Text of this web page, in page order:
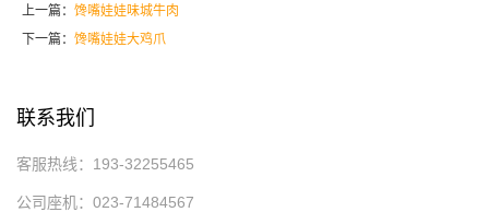
上一篇： 馋嘴娃娃味城牛肉
下一篇： 馋嘴娃娃大鸡爪
联系我们
客服热线：193-32255465
公司座机：023-71484567